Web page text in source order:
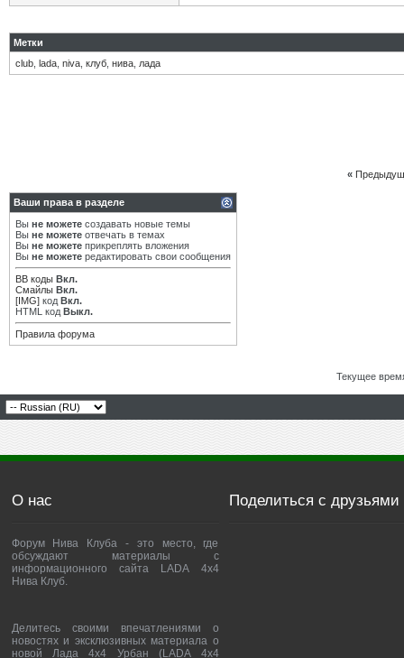
Метки
club lada niva клуб нива лада
«
Ваши права в разделе
Вы не можете создавать новые темы
Вы не можете отвечать в темах
Вы не можете прикреплять вложения
Вы не можете редактировать свои сообщения
BB коды Вкл.
Смайлы Вкл.
[IMG] код Вкл.
HTML код Выкл.
Правила форума
Текущее
О нас
Форум Нива Клуба - это место, где
обсуждают материалы с
информационного сайта LADA 4x4
Нива Клуб.
Делитесь своими впечатлениями о
новостях и эксклюзивных материала о
новой Лада 4х4 Урбан (LADA 4x4
Поделиться с друзьями